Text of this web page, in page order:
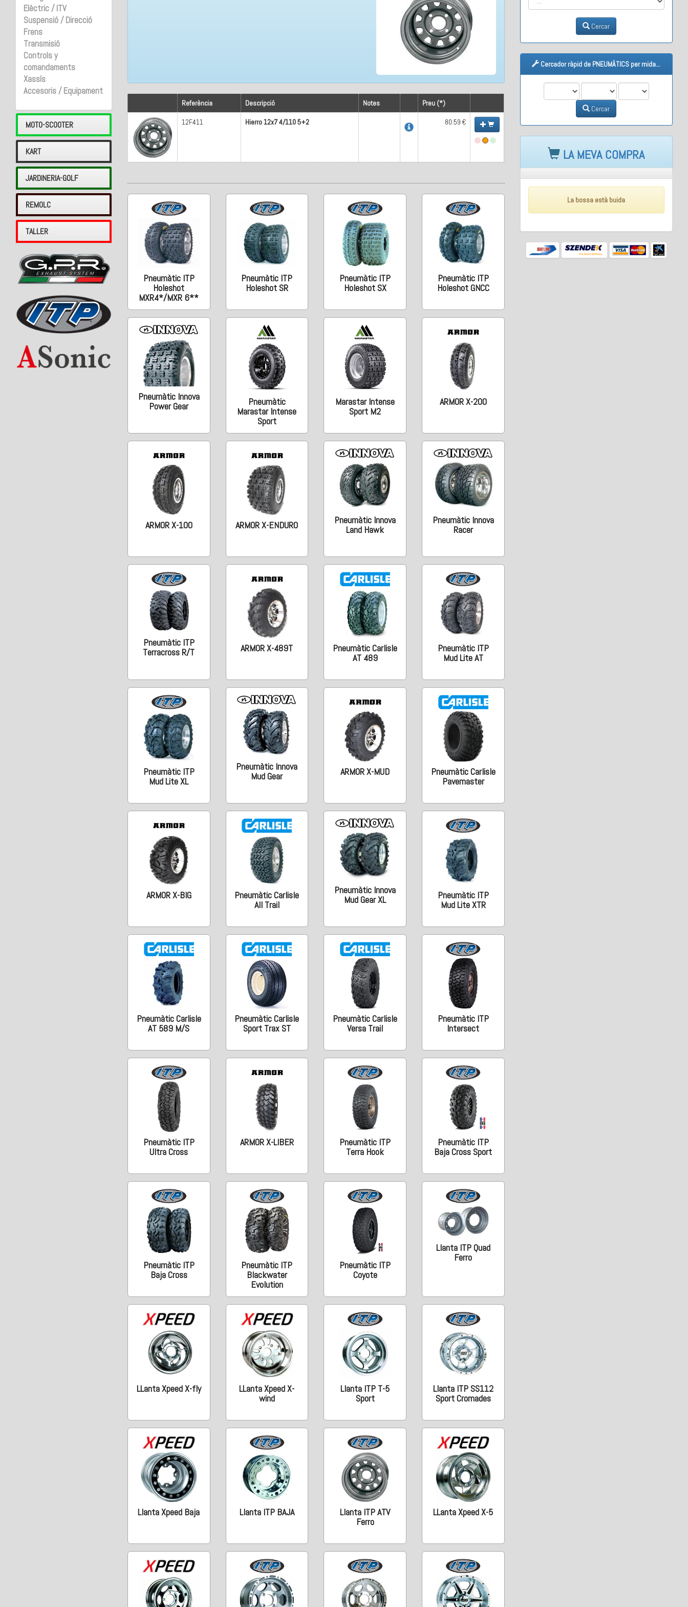
Elèctric / ITV
Suspensió / Direcció
Frens
Transmisió
Controls y
comandaments
Xassís
Accesoris / Equipament
MOTO-SCOOTER
KART
JARDINERIA-GOLF
REMOLC
TALLER
Referència Descripció Notes Preu (*)
12F411 Hierro 12x7 4/110 5+2 80.59 €
Pneumàtic ITP
Holeshot
MXR4*/MXR 6**
Pneumàtic ITP
Holeshot SR
Pneumàtic ITP
Holeshot SX
Pneumàtic ITP
Holeshot GNCC
Pneumàtic Innova
Power Gear
Pneumàtic
Marastar Intense
Sport
Marastar Intense
Sport M2
ARMOR X-200
ARMOR X-100 ARMOR X-ENDURO
Pneumàtic Innova
Land Hawk
Pneumàtic Innova
Racer
Pneumàtic ITP
Terracross R/T
ARMOR X-489T
Pneumàtic Carlisle
AT 489
Pneumàtic ITP
Mud Lite AT
Pneumàtic ITP
Mud Lite XL
Pneumàtic Innova
Mud Gear
ARMOR X-MUD
Pneumàtic Carlisle
Pavemaster
ARMOR X-BIG
Pneumàtic Carlisle
All Trail
Pneumàtic Innova
Mud Gear XL
Pneumàtic ITP
Mud Lite XTR
Pneumàtic Carlisle
AT 589 M/S
Pneumàtic Carlisle
Sport Trax ST
Pneumàtic Carlisle
Versa Trail
Pneumàtic ITP
Intersect
Pneumàtic ITP
Ultra Cross
ARMOR X-LIBER
Pneumàtic ITP
Terra Hook
Pneumàtic ITP
Baja Cross Sport
Pneumàtic ITP
Baja Cross
Pneumàtic ITP
Blackwater
Evolution
Pneumàtic ITP
Coyote
Llanta ITP Quad
Ferro
LLanta Xpeed X-fly
LLanta Xpeed X-
wind
Llanta ITP T-5
Sport
Llanta ITP SS112
Sport Cromades
Llanta Xpeed Baja Llanta ITP BAJA
Llanta ITP ATV
Ferro
LLanta Xpeed X-5
Cercar
Cercador ràpid de PNEUMÀTICS per mida...
M1 M2 M3
Cercar
LA MEVA COMPRA
La bossa està buida